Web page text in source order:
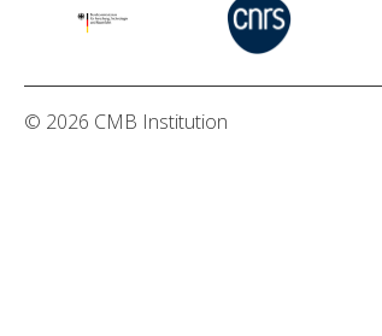
© 2026 CMB Institution